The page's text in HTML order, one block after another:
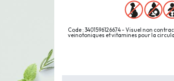
Code : 3401596126674 - Visuel non
veinotoniques et vitamines pour la